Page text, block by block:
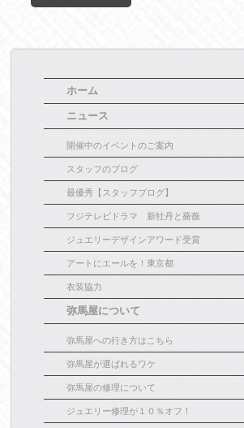
ホーム
ニュース
開催中のイベントのご案内
スタッフのブログ
最優秀【スタッフブログ】
フジテレビドラマ 新牡丹と薔薇
ジュエリーデザインアワード受賞
アートにエールを！東京都
衣装協力
弥馬屋について
弥馬屋への行き方はこちら
弥馬屋が選ばれるワケ
弥馬屋の修理について
ジュエリー修理が１０％オフ！